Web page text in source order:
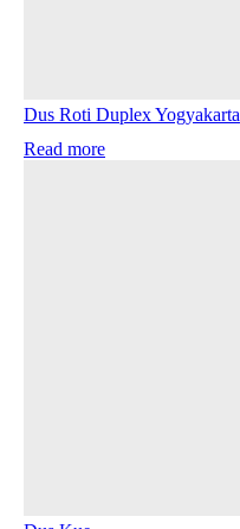
Dus Roti Duplex Yogyakarta
Read more